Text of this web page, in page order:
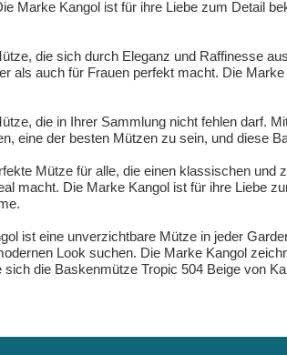
Marke Kangol ist für ihre Liebe zum Detail
die sich durch Eleganz und Raffinesse
als auch für Frauen perfekt macht. Die
die in Ihrer Sammlung nicht fehlen darf.
eine der besten Mützen zu sein, und diese
Mütze für alle, die einen klassischen
macht. Die Marke Kangol ist für ihre Liebe
ist eine unverzichtbare Mütze in jeder
Look suchen. Die Marke Kangol
die Baskenmütze Tropic 504 Beige von